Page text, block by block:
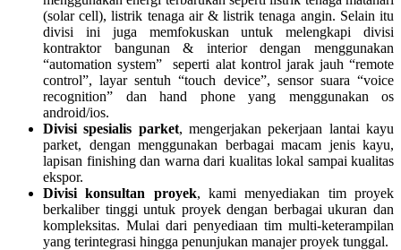
(solar cell), listrik tenaga air & listrik tenaga angin. Selain itu
divisi ini juga memfokuskan untuk melengkapi divisi
kontraktor bangunan & interior dengan menggunakan
“automation system” seperti alat kontrol jarak jauh “remote
control”, layar sentuh “touch device”, sensor suara “voice
recognition” dan hand phone yang menggunakan os
android/ios.
Divisi spesialis parket, mengerjakan pekerjaan lantai kayu
parket, dengan menggunakan berbagai macam jenis kayu,
lapisan finishing dan warna dari kualitas lokal sampai kualitas
ekspor.
Divisi konsultan proyek, kami menyediakan tim proyek
berkaliber tinggi untuk proyek dengan berbagai ukuran dan
kompleksitas. Mulai dari penyediaan tim multi-keterampilan
yang terintegrasi hingga penunjukan manajer proyek tunggal.